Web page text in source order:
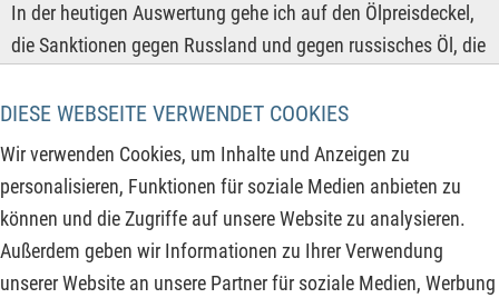
DIESE WEBSEITE VERWENDET COOKIES
Wir verwenden Cookies, um Inhalte und Anzeigen zu
personalisieren, Funktionen für soziale Medien anbieten zu
können und die Zugriffe auf unsere Website zu analysieren.
Außerdem geben wir Informationen zu Ihrer Verwendung
unserer Website an unsere Partner für soziale Medien, Werbung
In der heutigen Auswertung gehe ich auf den Ölpreisdeckel,
die Sanktionen gegen Russland und gegen russisches Öl, die
Erdölreserve der USA, die Übergewinnbesteuerung (Windfall
Tax) vom Ex-Finanzminster jetzt Premierminister von
Großbritannien Rishi Sunak ein. Dazu schauen wir uns die
Auswirkungen der Sanktionen "gegen" Russland (gegen
EU/Deutschland?) und das Staatsbudget von Russland an
und natürlich die zu erwartenden Ölpreisentwicklung in den